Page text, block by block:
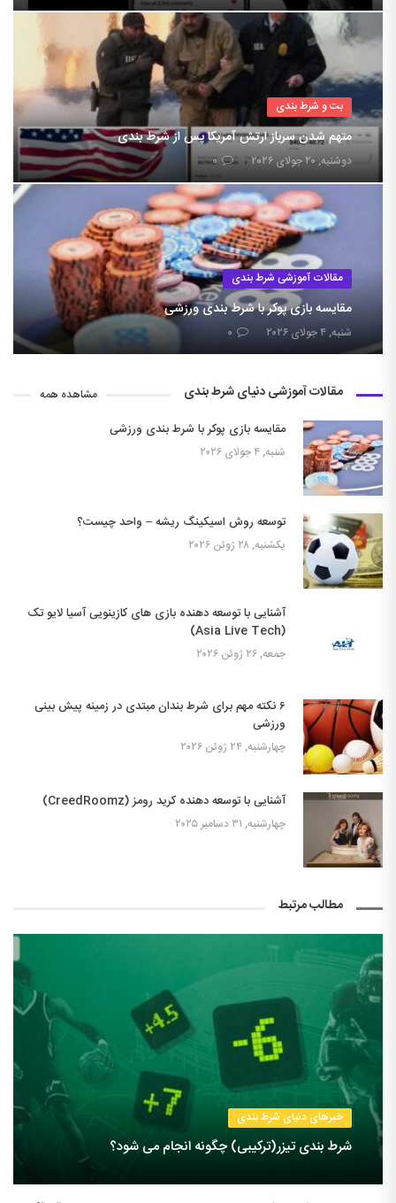
بت و شرط بندی
متهم شدن سرباز ارتش آمریکا پس از شرط بندی
دوشنبه, ۲۰ جولای ۲۰۲۶ ۰
مقالات آموزشی شرط بندی
مقایسه بازی پوکر با شرط بندی ورزشی
شنبه, ۴ جولای ۲۰۲۶ ۰
مقالات آموزشی دنیای شرط بندی مشاهده همه
مقایسه بازی پوکر با شرط بندی ورزشی
شنبه, ۴ جولای ۲۰۲۶
توسعه روش اسیکینگ ریشه – واحد چیست؟
یکشنبه, ۲۸ ژوئن ۲۰۲۶
آشنایی با توسعه دهنده بازی های کازینویی آسیا لایو تک
(Asia Live Tech)
جمعه, ۲۶ ژوئن ۲۰۲۶
۶ نکته مهم برای شرط بندان مبتدی در زمینه پیش بینی
ورزشی
چهارشنبه, ۲۴ ژوئن ۲۰۲۶
آشنایی با توسعه دهنده کرید رومز (CreedRoomz)
چهارشنبه, ۳۱ دسامبر ۲۰۲۵
مطالب مرتبط
خبرهای دنیای شرط بندی
شرط بندی تیزر(ترکیبی) چگونه انجام می شود؟